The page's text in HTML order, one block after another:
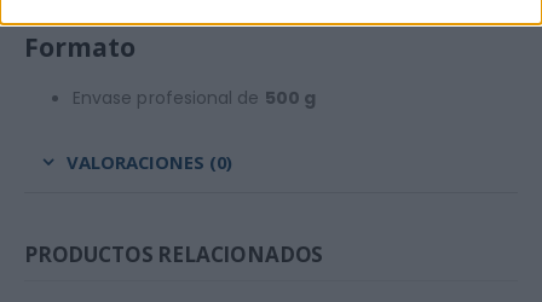
Formato
Envase profesional de 500 g
VALORACIONES (0)
PRODUCTOS RELACIONADOS